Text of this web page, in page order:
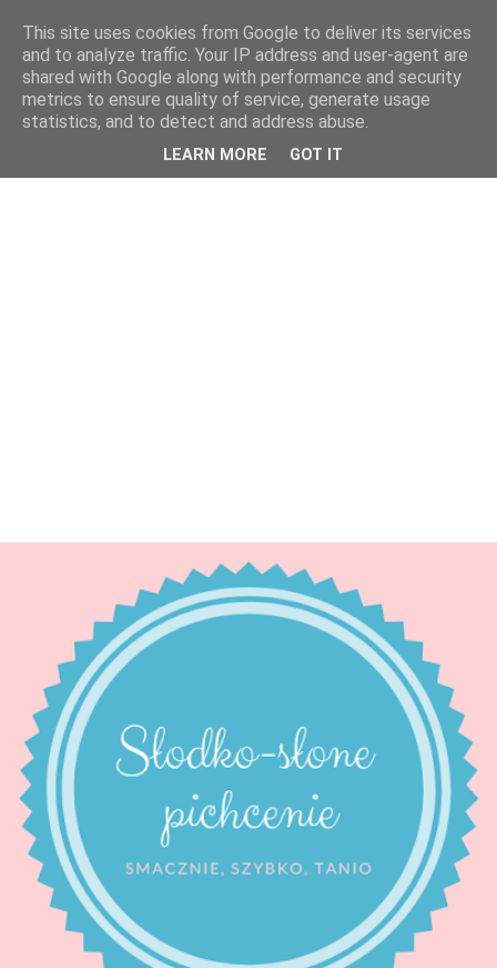
This site uses cookies from Google to deliver its services
and to analyze traffic. Your IP address and user-agent are
shared with Google along with performance and security
metrics to ensure quality of service, generate usage
statistics, and to detect and address abuse.
LEARN MORE GOT IT